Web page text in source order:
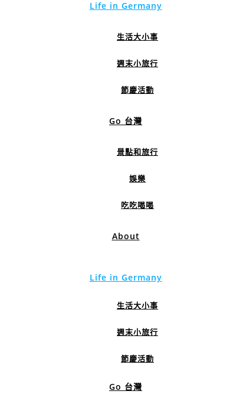
Life in Germany
生活大小事
週末小旅行
節慶活動
Go 台灣
景點和旅行
娛樂
吃吃喝喝
About
Life in Germany
生活大小事
週末小旅行
節慶活動
Go 台灣